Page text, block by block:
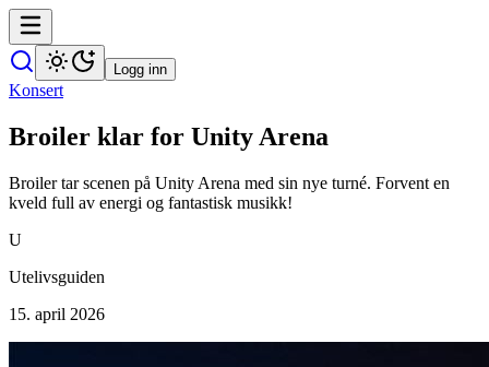
Logg inn
Konsert
Broiler klar for Unity Arena
Broiler tar scenen på Unity Arena med sin nye turné. Forvent en
kveld full av energi og fantastisk musikk!
U
Utelivsguiden
15. april 2026